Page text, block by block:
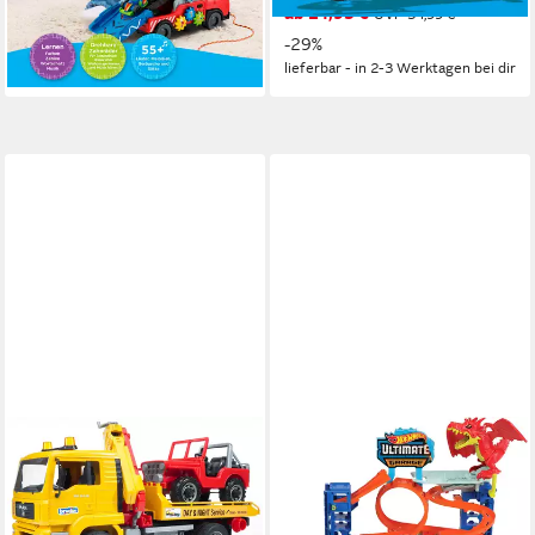
leider ausverkauft ab 24,95 € UVP34,99 €
-29%
lieferbar - in 2-3 Werktagen bei dir